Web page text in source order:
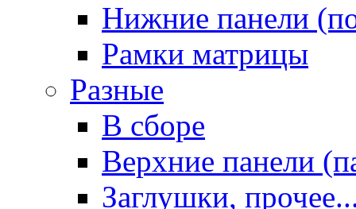
Нижние панели
Рамки матрицы
Разные
В сборе
Верхние панели
Заглушки,